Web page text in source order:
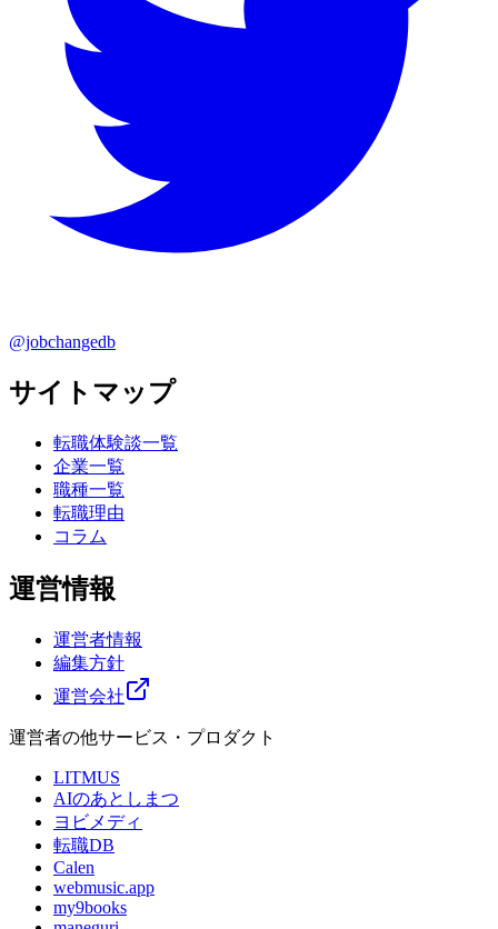
@jobchangedb
サイトマップ
転職体験談一覧
企業一覧
職種一覧
転職理由
コラム
運営情報
運営者情報
編集方針
運営会社
運営者の他サービス・プロダクト
LITMUS
AIのあとしまつ
ヨビメディ
転職DB
Calen
webmusic.app
my9books